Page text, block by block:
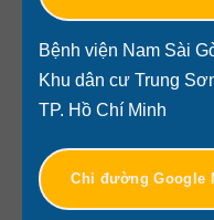
Bệnh viện Nam Sài
Khu dân cư Trung
TP. Hồ Chí Minh
Chỉ đường Google